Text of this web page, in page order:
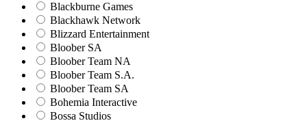
Blackburne Games
Blackhawk Network
Blizzard Entertainment
Bloober SA
Bloober Team NA
Bloober Team S.A.
Bloober Team SA
Bohemia Interactive
Bossa Studios